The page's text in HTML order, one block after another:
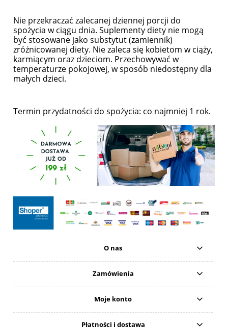
Nie przekraczać zalecanej dziennej porcji do
spożycia w ciągu dnia. Suplementy diety nie mogą
być stosowane jako substytut (zamiennik)
zróżnicowanej diety. Nie zaleca się kobietom w ciąży,
karmiącym oraz dzieciom. Przechowywać w
temperaturze pokojowej, w sposób niedostępny dla
małych dzieci.
Termin przydatności do spożycia: co najmniej 1 rok.
O nas
Zamówienia
Moje konto
Płatności i dostawa